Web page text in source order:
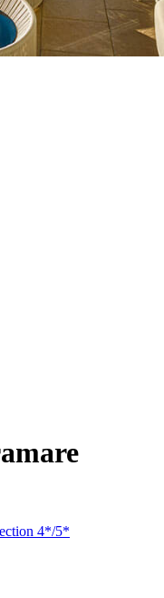
4*/5*